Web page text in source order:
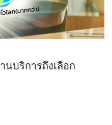
นบริการถึงเลือก